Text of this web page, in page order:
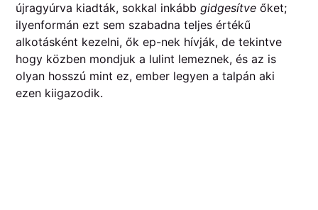
újragyúrva kiadták, sokkal inkábbgidgesítve őket;
ilyenformán ezt sem szabadna teljes értékű
alkotásként kezelni, ők ep-nek hívják, de tekintve
hogy közben mondjuk a lulint lemeznek, és az is
olyan hosszú mint ez, ember legyen a talpán aki
ezen kiigazodik.